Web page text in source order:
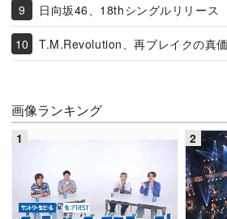
日向坂46、18thシングルリリース
T.M.Revolution、再ブレイクの真価
画像ランキング